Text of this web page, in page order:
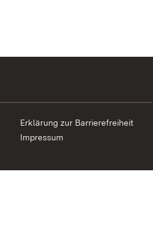
Erklärung zur Barrierefreiheit
Impressum